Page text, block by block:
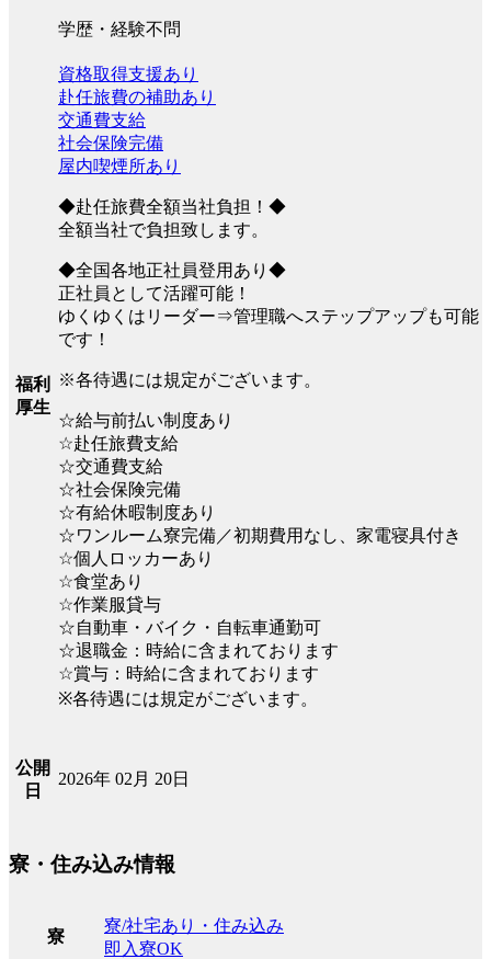
学歴・経験不問
福利
厚生
資格取得支援あり
赴任旅費の補助あり
交通費支給
社会保険完備
屋内喫煙所あり
◆赴任旅費全額当社負担！◆
全額当社で負担致します。
◆全国各地正社員登用あり◆
正社員として活躍可能！
ゆくゆくはリーダー⇒管理職へステップアップも可能
です！
※各待遇には規定がございます。
☆給与前払い制度あり
☆赴任旅費支給
☆交通費支給
☆社会保険完備
☆有給休暇制度あり
☆ワンルーム寮完備／初期費用なし、家電寝具付き
☆個人ロッカーあり
☆食堂あり
☆作業服貸与
☆自動車・バイク・自転車通勤可
☆退職金：時給に含まれております
☆賞与：時給に含まれております
※各待遇には規定がございます。
公開
日
2026年 02月 20日
寮・住み込み情報
寮
寮/社宅あり・住み込み
即入寮OK